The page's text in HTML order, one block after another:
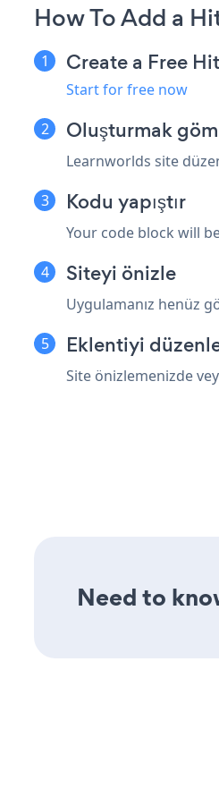
How To Add a
Create a Free
Start for free now
Oluşturmak
Learnworlds site
Kodu yapıştır
Your code block will
Siteyi önizle
Uygulamanız henüz
Eklentiyi
Site önizlemenizde
Need to